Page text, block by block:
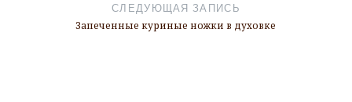
СЛЕДУЮЩАЯ ЗАПИСЬ
Запеченные куриные ножки в духовке